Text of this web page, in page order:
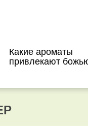
Какие ароматы
привлекают